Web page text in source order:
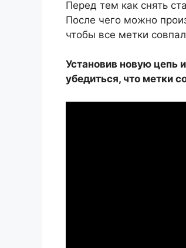
Перед тем как снять
После чего можно
чтобы все метки
Установив новую цепь
убедиться, что метки